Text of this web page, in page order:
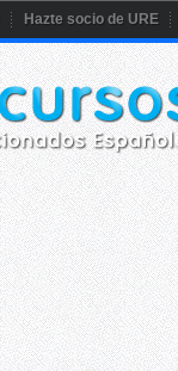
Hazte socio de URE